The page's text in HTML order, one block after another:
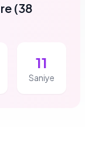
(38
10
Saniye